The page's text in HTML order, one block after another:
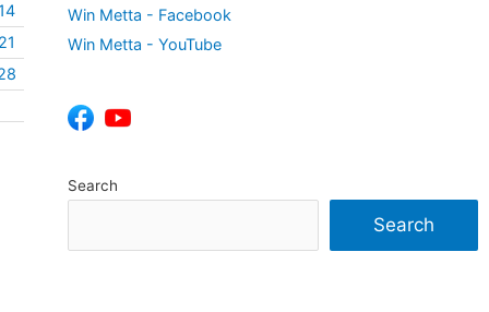
21
Win Metta - Facebook
Win Metta - YouTube
Search
Search